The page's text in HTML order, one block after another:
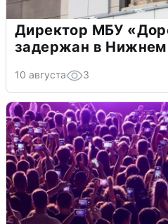
Директор МБУ
задержан в Нижнем
10 августа 3